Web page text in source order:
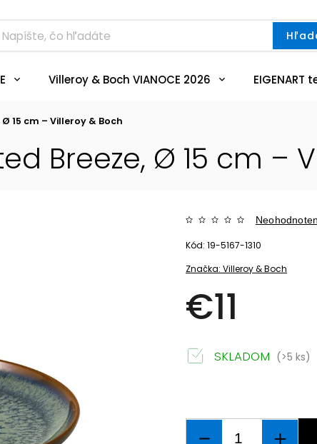
Villeroy & Boch VIANOCE 2026 EIGENART
15 cm – Villeroy & Boch
Breeze, Ø 15 cm –
Značka:Villeroy & Boch
€11
Kód: 19-5167-1310
SKLADOM (>5 ks)